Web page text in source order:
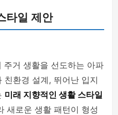
타일 제안
주거 생활을 선도하는 아파
친환경 설계, 뛰어난 입지
미래 지향적인 생활 스타일
새로운 생활 패턴이 형성